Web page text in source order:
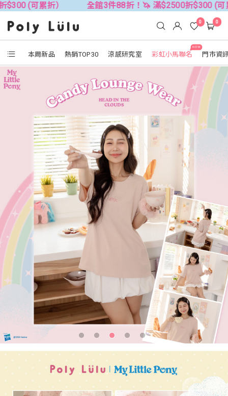
） 全館3件88折！🦄 滿$2500折$300 (可累折）
本周新品 熱銷TOP30 涼感研究室
NEW
彩虹小馬聯名 門市資
0 0